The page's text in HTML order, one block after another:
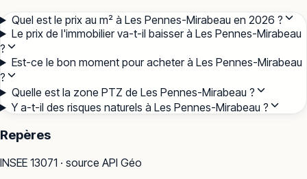
Quel est le prix au m² à Les Pennes-Mirabeau en 2026 ?
Le prix de l'immobilier va-t-il baisser à Les Pennes-Mirabeau
?
Est-ce le bon moment pour acheter à Les Pennes-Mirabeau
?
Quelle est la zone PTZ de Les Pennes-Mirabeau ?
Y a-t-il des risques naturels à Les Pennes-Mirabeau ?
Repères
INSEE 13071 · source API Géo